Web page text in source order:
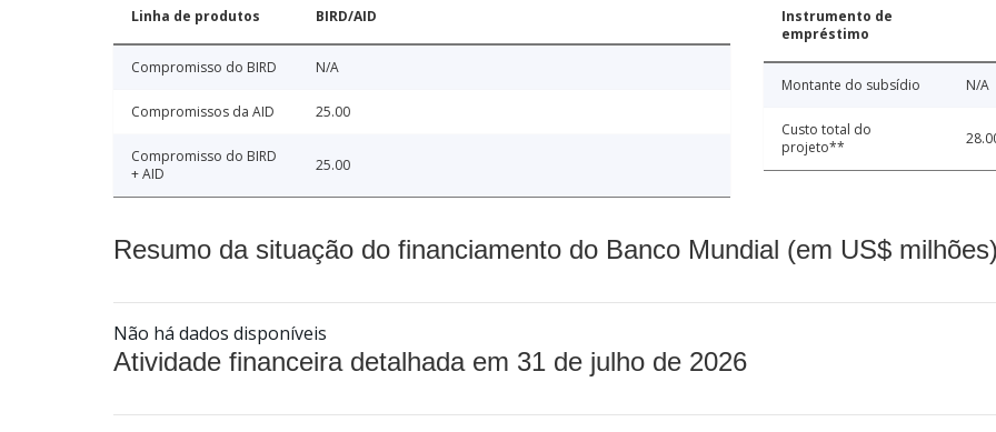
Linha de produtos BIRD/AID
Compromisso do BIRD N/A
Compromissos da AID 25.00
Compromisso do BIRD
+ AID
25.00
Instrumento de
empréstimo
Montante do subsídio N/A
Custo total do
projeto**
Resumo da situação do financiamento do Banco Mundial (em US$
Não há dados disponíveis
Atividade financeira detalhada em 31 de julho de 2026